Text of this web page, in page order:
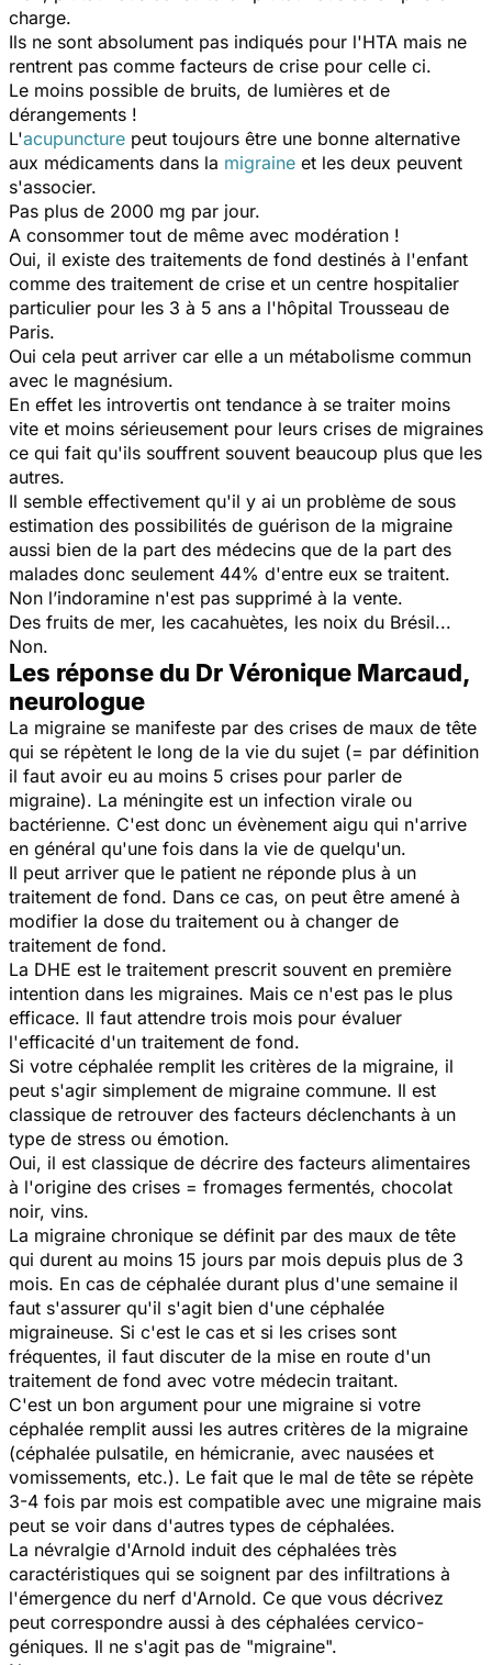
charge.
Ils ne sont absolument pas indiqués pour l'HTA mais ne
rentrent pas comme facteurs de crise pour celle ci.
Le moins possible de bruits, de lumières et de
dérangements !
L'acupuncture peut toujours être une bonne alternative
aux médicaments dans la migraine et les deux peuvent
s'associer.
Pas plus de 2000 mg par jour.
A consommer tout de même avec modération !
Oui, il existe des traitements de fond destinés à l'enfant
comme des traitement de crise et un centre hospitalier
particulier pour les 3 à 5 ans a l'hôpital Trousseau de
Paris.
Oui cela peut arriver car elle a un métabolisme commun
avec le magnésium.
En effet les introvertis ont tendance à se traiter moins
vite et moins sérieusement pour leurs crises de migraines
ce qui fait qu'ils souffrent souvent beaucoup plus que les
autres.
Il semble effectivement qu'il y ai un problème de sous
estimation des possibilités de guérison de la migraine
aussi bien de la part des médecins que de la part des
malades donc seulement 44% d'entre eux se traitent.
Non l’indoramine n'est pas supprimé à la vente.
Des fruits de mer, les cacahuètes, les noix du Brésil...
Non.
Les réponse du Dr Véronique Marcaud,
neurologue
La migraine se manifeste par des crises de maux de tête
qui se répètent le long de la vie du sujet (= par définition
il faut avoir eu au moins 5 crises pour parler de
migraine). La méningite est un infection virale ou
bactérienne. C'est donc un évènement aigu qui n'arrive
en général qu'une fois dans la vie de quelqu'un.
Il peut arriver que le patient ne réponde plus à un
traitement de fond. Dans ce cas, on peut être amené à
modifier la dose du traitement ou à changer de
traitement de fond.
La DHE est le traitement prescrit souvent en première
intention dans les migraines. Mais ce n'est pas le plus
efficace. Il faut attendre trois mois pour évaluer
l'efficacité d'un traitement de fond.
Si votre céphalée remplit les critères de la migraine, il
peut s'agir simplement de migraine commune. Il est
classique de retrouver des facteurs déclenchants à un
type de stress ou émotion.
Oui, il est classique de décrire des facteurs alimentaires
à l'origine des crises = fromages fermentés, chocolat
noir, vins.
La migraine chronique se définit par des maux de tête
qui durent au moins 15 jours par mois depuis plus de 3
mois. En cas de céphalée durant plus d'une semaine il
faut s'assurer qu'il s'agit bien d'une céphalée
migraineuse. Si c'est le cas et si les crises sont
fréquentes, il faut discuter de la mise en route d'un
traitement de fond avec votre médecin traitant.
C'est un bon argument pour une migraine si votre
céphalée remplit aussi les autres critères de la migraine
(céphalée pulsatile, en hémicranie, avec nausées et
vomissements, etc.). Le fait que le mal de tête se répète
3-4 fois par mois est compatible avec une migraine mais
peut se voir dans d'autres types de céphalées.
La névralgie d'Arnold induit des céphalées très
caractéristiques qui se soignent par des infiltrations à
l'émergence du nerf d'Arnold. Ce que vous décrivez
peut correspondre aussi à des céphalées cervico-
géniques. Il ne s'agit pas de "migraine".